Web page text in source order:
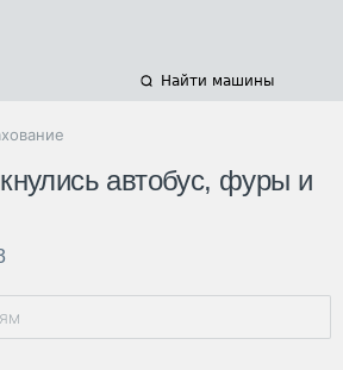
Найти машины
автобус, фуры и